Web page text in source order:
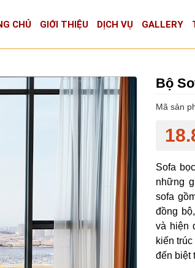
CHỦ GIỚI THIỆU DỊCH VỤ GALLERY
Bộ
Mã sản
Sofa
những
sofa
đồng
và hiện
kiến
đến biệt